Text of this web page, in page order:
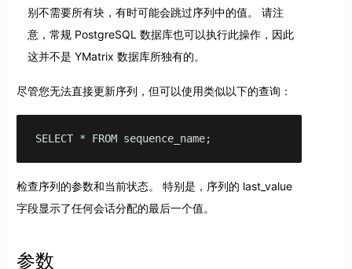
别不需要所有块，有时可能会跳过序列中的值。 请注
意，常规 PostgreSQL 数据库也可以执行此操作，因此
这并不是 YMatrix 数据库所独有的。
尽管您无法直接更新序列，但可以使用类似以下的查询：
SELECT * FROM sequence_name;
检查序列的参数和当前状态。 特别是，序列的 last_value
字段显示了任何会话分配的最后一个值。
参数